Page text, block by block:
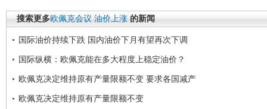
搜索更多欧佩克会议 油价上涨 的新闻
国际油价持续下跌 国内油价下月有望再次下调
国际纵横：欧佩克能在多大程度上稳定油价？
欧佩克决定维持原有产量限额不变 要求各国减产
欧佩克决定维持原有产量限额不变